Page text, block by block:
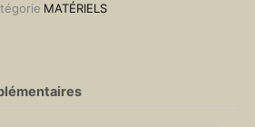
MATÉRIELS